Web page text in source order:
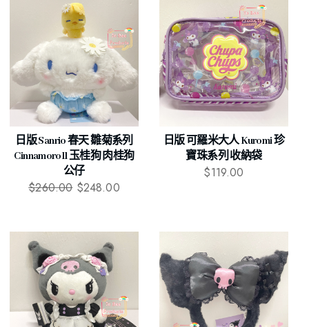
日版 Sanrio 春天 雛菊系列
Cinnamoroll 玉桂狗 肉桂狗
公仔
$260.00 $248.00
日版 可羅米大人 Kuromi 珍
寶珠系列 收納袋
$119.00